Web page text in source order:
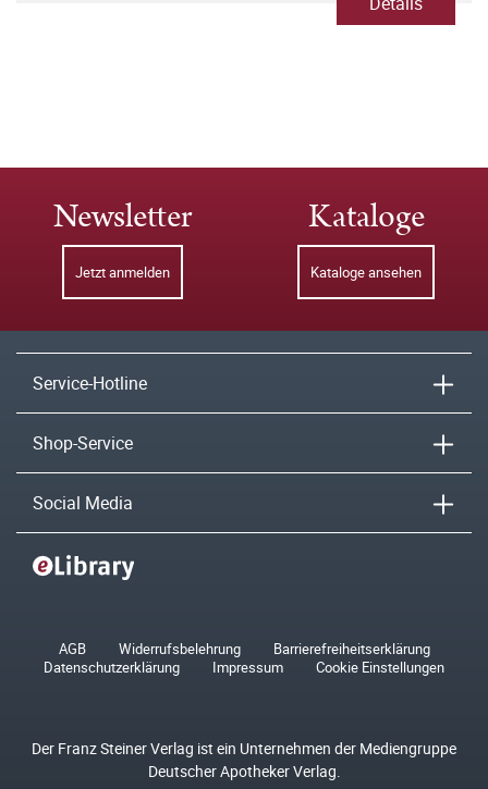
Newsletter
Jetzt anmelden
Kataloge
Kataloge ansehen
Service-Hotline
Shop-Service
Social Media
AGB Widerrufsbelehrung
Barrierefreiheitserklärung
Datenschutzerklärung
Impressum Cookie Einstellungen
Der Franz Steiner Verlag ist ein Unternehmen der Mediengruppe
Deutscher Apotheker Verlag.